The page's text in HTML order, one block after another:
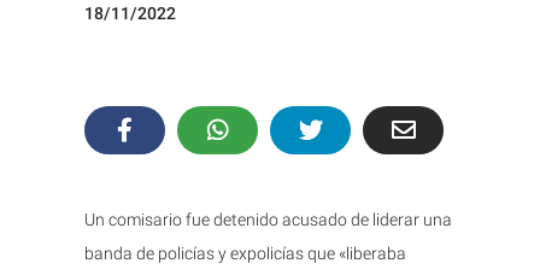
18/11/2022
Un comisario fue detenido acusado de liderar una
banda de policías y expolicías que «liberaba